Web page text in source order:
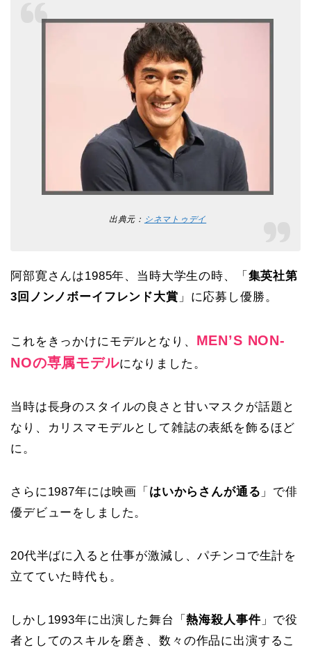
出典元： シネマトゥデイ
阿部寛さんは1985年、当時大学生の時、「 集英社第
3回ノンノボーイフレンド大賞 」に応募し優勝。
これをきっかけにモデルとなり、 MEN’S NON-
NOの専属モデルになりました。
当時は長身のスタイルの良さと甘いマスクが話題と
なり、カリスマモデルとして雑誌の表紙を飾るほど
に。
さらに1987年には映画「 はいからさんが通る 」で俳
優デビューをしました。
20代半ばに入ると仕事が激減し、パチンコで生計を
立てていた時代も。
しかし1993年に出演した舞台「熱海殺人事件 」で役
者としてのスキルを磨き、数々の作品に出演するこ